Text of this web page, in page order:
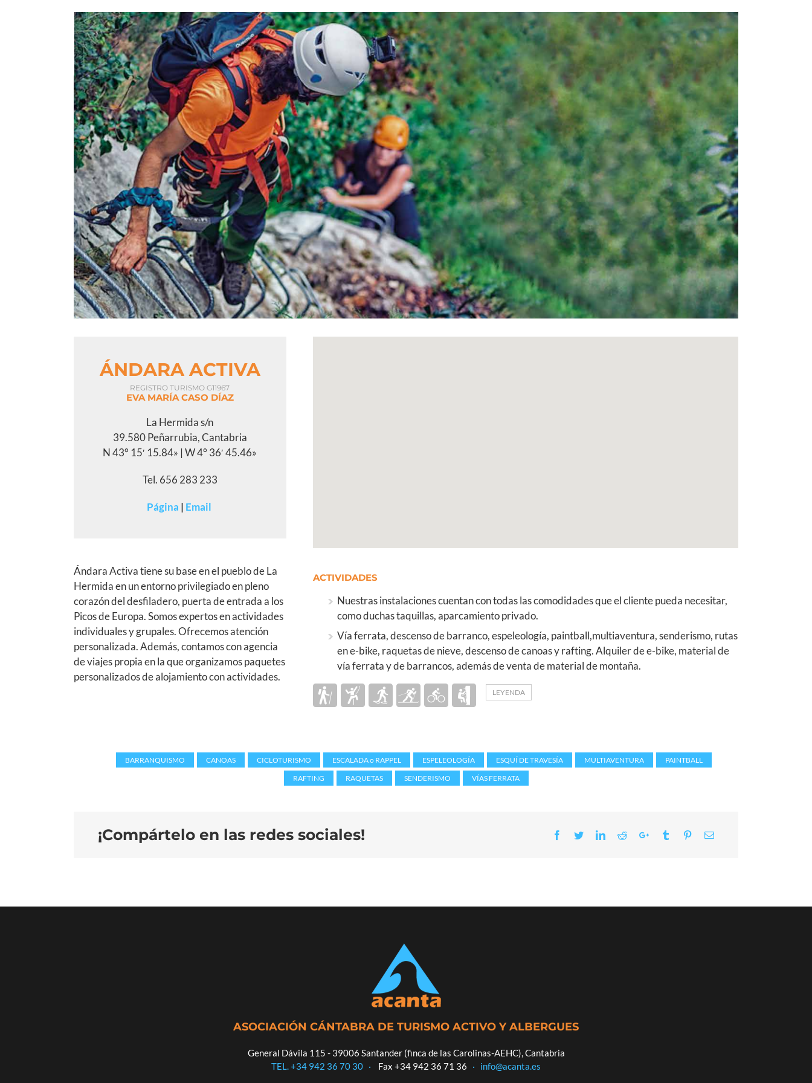
View
Larger
Image
ÁNDARA ACTIVA
REGISTRO TURISMO G11967
EVA MARÍA CASO DÍAZ
La Hermida s/n
39.580 Peñarrubia, Cantabria
N 43° 15′ 15.84» | W 4° 36′ 45.46»
Tel. 656 283 233
Página | Email
Ándara Activa tiene su base en el pueblo de La
Hermida en un entorno privilegiado en pleno
corazón del desfiladero, puerta de entrada a los
Picos de Europa. Somos expertos en actividades
individuales y grupales. Ofrecemos atención
personalizada. Además, contamos con agencia
de viajes propia en la que organizamos paquetes
personalizados de alojamiento con actividades.
ACTIVIDADES
Nuestras instalaciones cuentan con todas las comodidades que el cliente pueda necesitar,
como duchas taquillas, aparcamiento privado.
Vía ferrata, descenso de barranco, espeleología, paintball,multiaventura, senderismo, rutas
en e-bike, raquetas de nieve, descenso de canoas y rafting. Alquiler de e-bike, material de
vía ferrata y de barrancos, además de venta de material de montaña.
LEYENDA
BARRANQUISMO CANOAS CICLOTURISMO ESCALADA o RAPPEL ESPELEOLOGÍA ESQUÍ DE TRAVESÍA MULTIAVENTURA PAINTBALL
RAFTING
RAQUETAS SENDERISMO VÍAS FERRATA
¡Compártelo en las redes sociales! Facebook
TwitterLinkedIn
RedditGoogle+Tumblr PinterestEmail
ASOCIACIÓN CÁNTABRA DE TURISMO ACTIVO Y ALBERGUES
General Dávila 115 - 39006 Santander (finca de las Carolinas-AEHC), Cantabria
TEL. +34 942 36 70 30 · Fax +34 942 36 71 36 · info@acanta.es